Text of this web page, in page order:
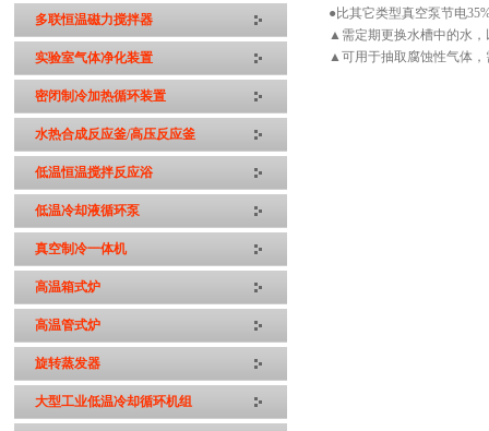
多联恒温磁力搅拌器
实验室气体净化装置
密闭制冷加热循环装置
水热合成反应釜/高压反应釜
低温恒温搅拌反应浴
低温冷却液循环泵
真空制冷一体机
高温箱式炉
高温管式炉
旋转蒸发器
大型工业低温冷却循环机组
●比其它类型真空泵节电
▲需定期更换水槽中的水
▲可用于抽取腐蚀性气体